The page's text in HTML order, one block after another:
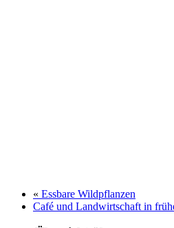
« Essbare Wildpflanzen
Café und Landwirtschaft in